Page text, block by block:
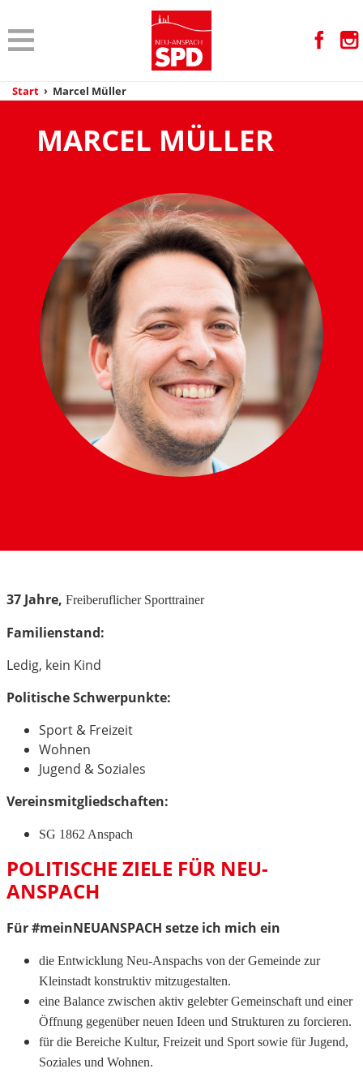
Start › Marcel Müller
MARCEL MÜLLER
37 Jahre, Freiberuflicher Sporttrainer
Familienstand:
Ledig, kein Kind
Politische Schwerpunkte:
Sport & Freizeit
Wohnen
Jugend & Soziales
Vereinsmitgliedschaften:
SG 1862 Anspach
POLITISCHE ZIELE FÜR NEU-
ANSPACH
Für #meinNEUANSPACH setze ich mich ein
die Entwicklung Neu-Anspachs von der Gemeinde zur
Kleinstadt konstruktiv mitzugestalten.
eine Balance zwischen aktiv gelebter Gemeinschaft und einer
Öffnung gegenüber neuen Ideen und Strukturen zu forcieren.
für die Bereiche Kultur, Freizeit und Sport sowie für Jugend,
Soziales und Wohnen.